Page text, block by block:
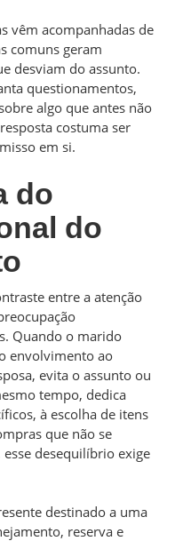
vêm acompanhadas de
comuns geram
desviam do assunto.
questionamentos,
algo que antes não
costuma ser
em si.
do
do
entre a atenção
Quando o marido
envolvimento ao
evita o assunto ou
tempo, dedica
à escolha de itens
que não se
desequilíbrio exige
destinado a uma
reserva e